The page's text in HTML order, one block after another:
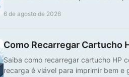
6 de agosto de 2026
Como Recarregar Cartucho
Saiba como recarregar cartucho HP
recarga é viável para imprimir bem e